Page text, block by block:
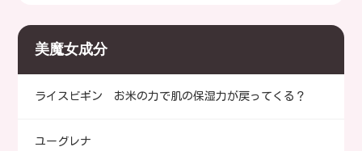
美魔女成分
ライスビギン お米の力で肌の保湿力が戻ってくる？
ユーグレナ